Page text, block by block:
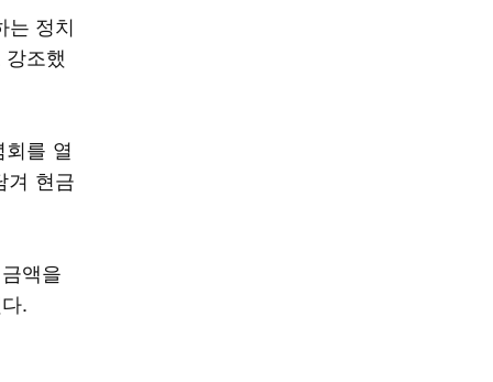
는 정치
조했
를 열
겨 현금
액을
.